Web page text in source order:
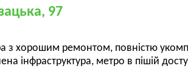
97
з хорошим ремонтом, повністю
інфраструктура, метро в пішій